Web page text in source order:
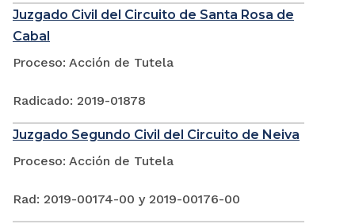
Juzgado Civil del Circuito de Santa Rosa de
Cabal
Proceso: Acción de Tutela
Radicado: 2019-01878
Juzgado Segundo Civil del Circuito de Neiva
Proceso: Acción de Tutela
Rad: 2019-00174-00 y 2019-00176-00